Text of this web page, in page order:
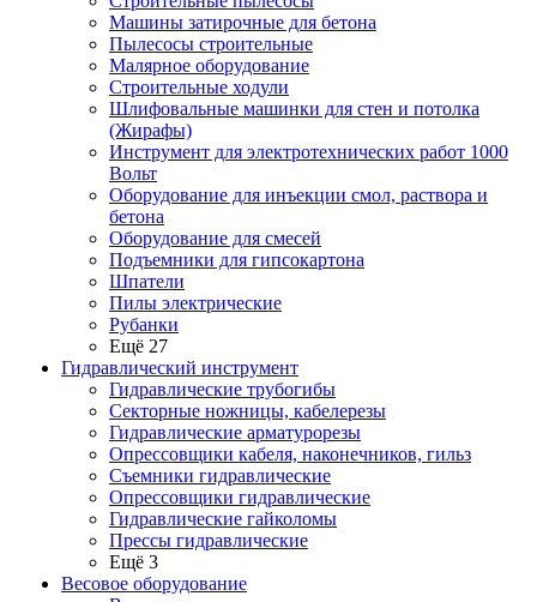
Машины затирочные для бетона
Пылесосы строительные
Малярное оборудование
Строительные ходули
Шлифовальные машинки для стен и потолка
(Жирафы)
Инструмент для электротехнических работ 1000
Вольт
Оборудование для инъекции смол, раствора и
бетона
Оборудование для смесей
Подъемники для гипсокартона
Шпатели
Пилы электрические
Рубанки
Ещё 27
Гидравлический инструмент
Гидравлические трубогибы
Секторные ножницы, кабелерезы
Гидравлические арматурорезы
Опрессовщики кабеля, наконечников, гильз
Съемники гидравлические
Опрессовщики гидравлические
Гидравлические гайколомы
Прессы гидравлические
Ещё 3
Весовое оборудование